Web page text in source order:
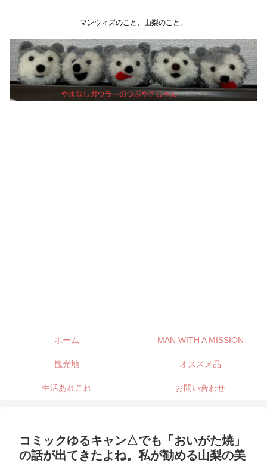
マンウィズのこと、山梨のこと。
ホーム MAN WITH A MISSION
観光地 オススメ品
生活あれこれ お問い合わせ
コミックゆるキャン△でも「おいがた焼」
の話が出てきたよね。私が勧める山梨の美